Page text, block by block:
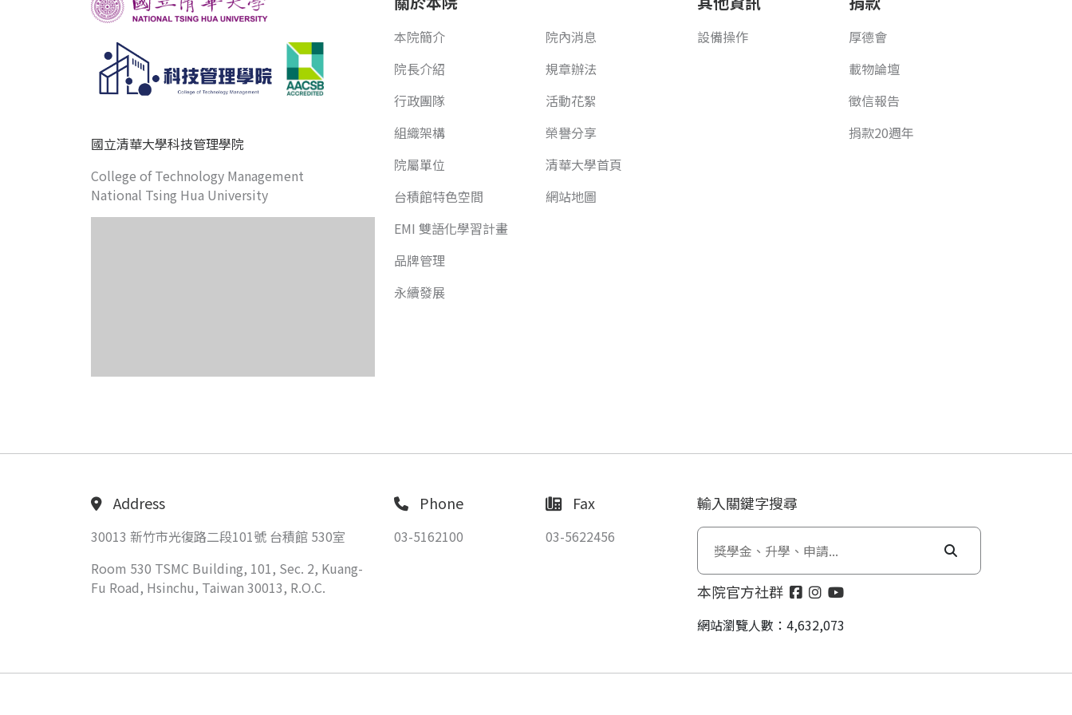
國立清華大學科技管理學院
College of Technology Management
National Tsing Hua University
本院簡介
院長介紹
行政團隊
組織架構
院屬單位
台積館特色空間
EMI 雙語化學習計畫
品牌管理
永續發展
院內消息
規章辦法
活動花絮
榮譽分享
清華大學首頁
網站地圖
設備操作
厚德會
載物論壇
徵信報告
捐款20週年
Address
30013 新竹市光復路二段101號 台積館 530室
Room 530 TSMC Building, 101, Sec. 2, Kuang-
Fu Road, Hsinchu, Taiwan 30013, R.O.C.
Phone
03-5162100
Fax
03-5622456
輸入關鍵字搜尋
本院官方社群
網站瀏覽人數：4,632,073